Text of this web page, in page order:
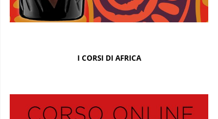
I CORSI DI AFRICA